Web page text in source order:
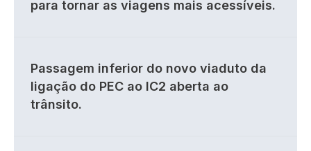
para tornar as viagens mais acessíveis.
Passagem inferior do novo viaduto da
ligação do PEC ao IC2 aberta ao
trânsito.